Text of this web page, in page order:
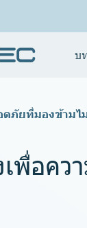
บ
ดภัยที่มองข้ามไ
เพื่อค